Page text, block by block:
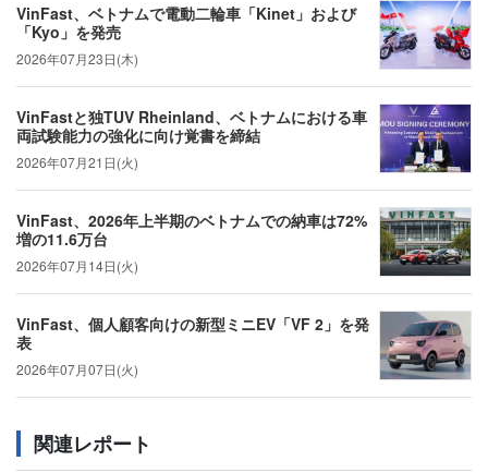
VinFast、ベトナムで電動二輪車「Kinet」および
「Kyo」を発売
2026年07月23日(木)
VinFastと独TUV Rheinland、ベトナムにおける車
両試験能力の強化に向け覚書を締結
2026年07月21日(火)
VinFast、2026年上半期のベトナムでの納車は72%
増の11.6万台
2026年07月14日(火)
VinFast、個人顧客向けの新型ミニEV「VF 2」を発
表
2026年07月07日(火)
関連レポート